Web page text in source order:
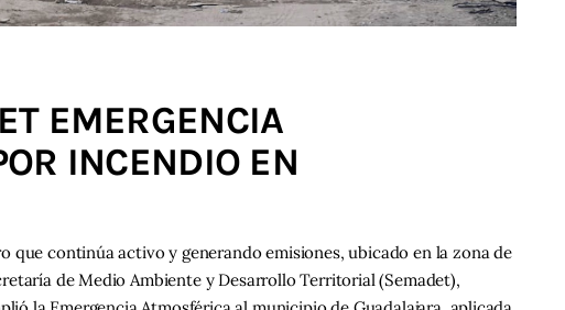
EMERGENCIA
INCENDIO EN
que continúa activo y generando emisiones, ubicado en la zona de
de Medio Ambiente y Desarrollo Territorial (Semadet),